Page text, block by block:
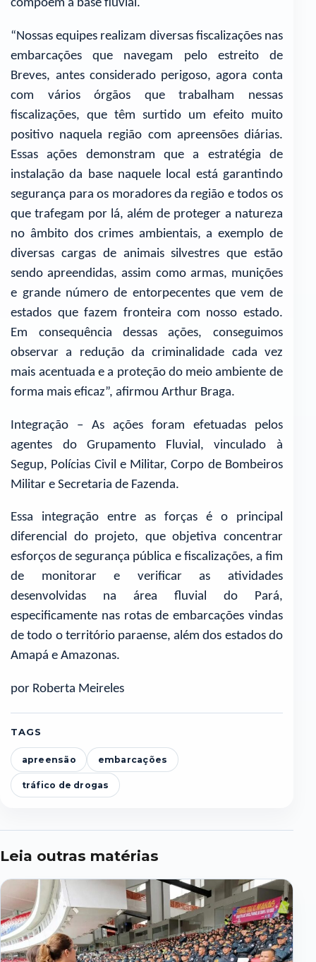
compõem a base fluvial.
“Nossas equipes realizam diversas fiscalizações nas
embarcações que navegam pelo estreito de
Breves, antes considerado perigoso, agora conta
com vários órgãos que trabalham nessas
fiscalizações, que têm surtido um efeito muito
positivo naquela região com apreensões diárias.
Essas ações demonstram que a estratégia de
instalação da base naquele local está garantindo
segurança para os moradores da região e todos os
que trafegam por lá, além de proteger a natureza
no âmbito dos crimes ambientais, a exemplo de
diversas cargas de animais silvestres que estão
sendo apreendidas, assim como armas, munições
e grande número de entorpecentes que vem de
estados que fazem fronteira com nosso estado.
Em consequência dessas ações, conseguimos
observar a redução da criminalidade cada vez
mais acentuada e a proteção do meio ambiente de
forma mais eficaz”, afirmou Arthur Braga.
Integração – As ações foram efetuadas pelos
agentes do Grupamento Fluvial, vinculado à
Segup, Polícias Civil e Militar, Corpo de Bombeiros
Militar e Secretaria de Fazenda.
Essa integração entre as forças é o principal
diferencial do projeto, que objetiva concentrar
esforços de segurança pública e fiscalizações, a fim
de monitorar e verificar as atividades
desenvolvidas na área fluvial do Pará,
especificamente nas rotas de embarcações vindas
de todo o território paraense, além dos estados do
Amapá e Amazonas.
por Roberta Meireles
TAGS
apreensão embarcações
tráfico de drogas
Leia outras matérias